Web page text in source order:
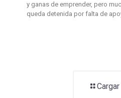
y ganas de emprender, pero
queda detenida por falta de